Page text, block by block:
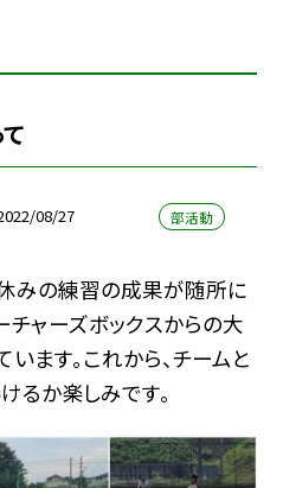
08/27 部活動
みの練習の成果が随所に
チャーズボックスからの大
ます。これから、チームと
るか楽しみです。